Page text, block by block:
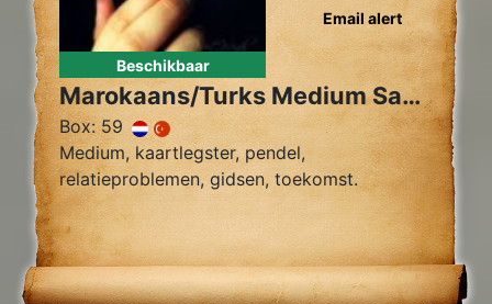
Beschikbaar
Email alert
Marokaans/Turks Medium Sahara
Box: 59
Medium, kaartlegster, pendel,
relatieproblemen, gidsen, toekomst.